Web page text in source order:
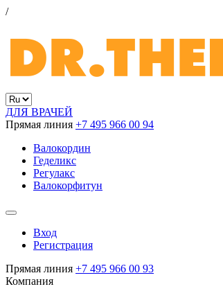
/
ДЛЯ ВРАЧЕЙ
Прямая линия +7 495 966 00 94
Валокордин
Геделикс
Регулакс
Валокорфитун
Вход
Регистрация
Прямая линия +7 495 966 00 93
Компания